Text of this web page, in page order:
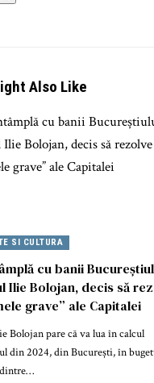
Also Like
SI CULTURA
cu banii
Ilie Bolojan, decis să
grave” ale Capitalei
Bolojan pare că va lua în calcul
din 2024, din București, în